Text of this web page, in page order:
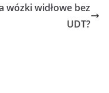
wózki widłowe bez
UDT?